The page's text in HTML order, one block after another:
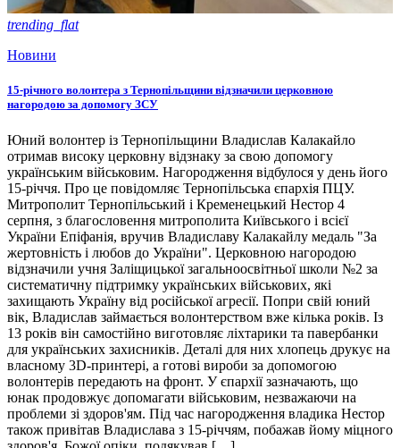
trending_flat
Новини
15-річного волонтера з Тернопільщини відзначили церковною
нагородою за допомогу ЗСУ
Юний волонтер із Тернопільщини Владислав Калакайло
отримав високу церковну відзнаку за свою допомогу
українським військовим. Нагородження відбулося у день його
15-річчя. Про це повідомляє Тернопільська єпархія ПЦУ.
Митрополит Тернопільський і Кременецький Нестор 4
серпня, з благословення митрополита Київського і всієї
України Епіфанія, вручив Владиславу Калакайлу медаль "За
жертовність і любов до України". Церковною нагородою
відзначили учня Заліщицької загальноосвітньої школи №2 за
систематичну підтримку українських військових, які
захищають Україну від російської агресії. Попри свій юний
вік, Владислав займається волонтерством вже кілька років. Із
13 років він самостійно виготовляє ліхтарики та павербанки
для українських захисників. Деталі для них хлопець друкує на
власному 3D-принтері, а готові вироби за допомогою
волонтерів передають на фронт. У єпархії зазначають, що
юнак продовжує допомагати військовим, незважаючи на
проблеми зі здоров'ям. Під час нагородження владика Нестор
також привітав Владислава з 15-річчям, побажав йому міцного